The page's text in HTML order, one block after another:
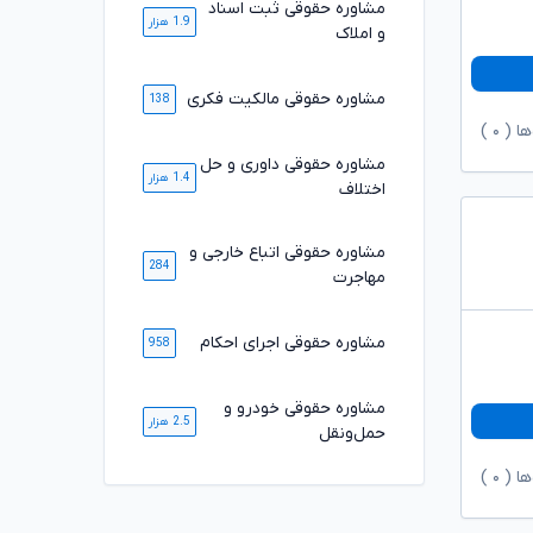
( ۰
( ۰
مشاوره حقوقی ثبت اسناد
و املاک
1.9 هزار
مشاوره حقوقی مالکیت فکری 138
مشاوره حقوقی داوری و حل
اختلاف
1.4 هزار
مشاوره حقوقی اتباع خارجی و
مهاجرت
284
مشاوره حقوقی اجرای احکام 958
مشاوره حقوقی خودرو و
حمل‌ونقل
2.5 هزار